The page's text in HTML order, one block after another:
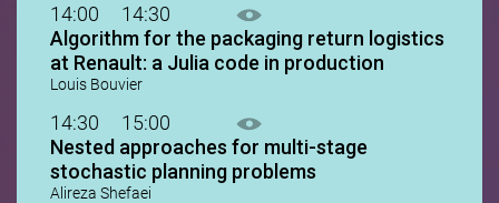
14:00
14:30
Algorithm for the packaging return logistics
at Renault: a Julia code in production
Louis Bouvier
14:30
15:00
Nested approaches for multi-stage
stochastic planning problems
Alireza Shefaei